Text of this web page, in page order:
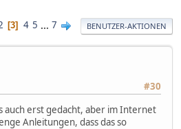
3 4 5 ... 7 BENUTZER-AKTIONEN
#30
auch erst gedacht, aber im Internet
Anleitungen, dass das so